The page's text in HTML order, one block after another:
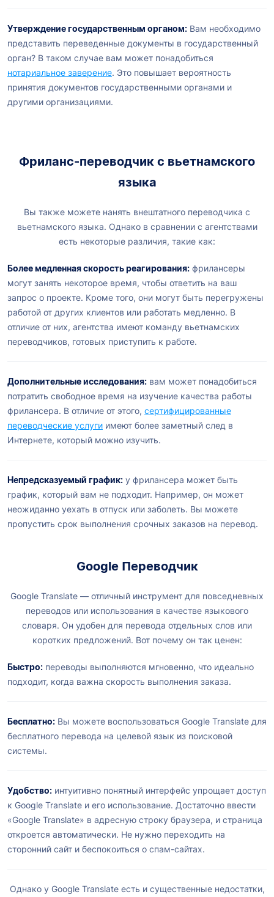
Утверждение государственным органом: Вам необходимо
представить переведенные документы в государственный
орган? В таком случае вам может понадобиться
нотариальное заверение. Это повышает вероятность
принятия документов государственными органами и
другими организациями.
Фриланс-переводчик с вьетнамского
языка
Вы также можете нанять внештатного переводчика с
вьетнамского языка. Однако в сравнении с агентствами
есть некоторые различия, такие как:
Более медленная скорость реагирования: фрилансеры
могут занять некоторое время, чтобы ответить на ваш
запрос о проекте. Кроме того, они могут быть перегружены
работой от других клиентов или работать медленно. В
отличие от них, агентства имеют команду вьетнамских
переводчиков, готовых приступить к работе.
Дополнительные исследования: вам может понадобиться
потратить свободное время на изучение качества работы
фрилансера. В отличие от этого, сертифицированные
переводческие услуги имеют более заметный след в
Интернете, который можно изучить.
Непредсказуемый график: у фрилансера может быть
график, который вам не подходит. Например, он может
неожиданно уехать в отпуск или заболеть. Вы можете
пропустить срок выполнения срочных заказов на перевод.
Google Переводчик
Google Translate — отличный инструмент для повседневных
переводов или использования в качестве языкового
словаря. Он удобен для перевода отдельных слов или
коротких предложений. Вот почему он так ценен:
Быстро: переводы выполняются мгновенно, что идеально
подходит, когда важна скорость выполнения заказа.
Бесплатно: Вы можете воспользоваться Google Translate для
бесплатного перевода на целевой язык из поисковой
системы.
Удобство: интуитивно понятный интерфейс упрощает доступ
к Google Translate и его использование. Достаточно ввести
«Google Translate» в адресную строку браузера, и страница
откроется автоматически. Не нужно переходить на
сторонний сайт и беспокоиться о спам-сайтах.
Однако у Google Translate есть и существенные недостатки,